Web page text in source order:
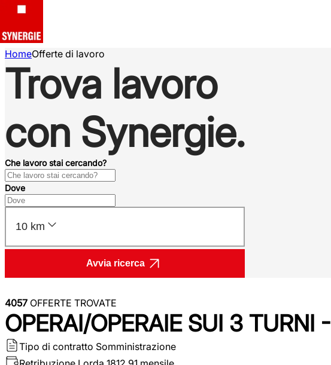
HomeOfferte di lavoro
Trova lavoro
con Synergie.
Che lavoro stai cercando?
Dove
10 km
Avvia ricerca
4057 OFFERTE TROVATE
OPERAI/OPERAIE SUI 3 TURNI
Tipo di contratto Somministrazione